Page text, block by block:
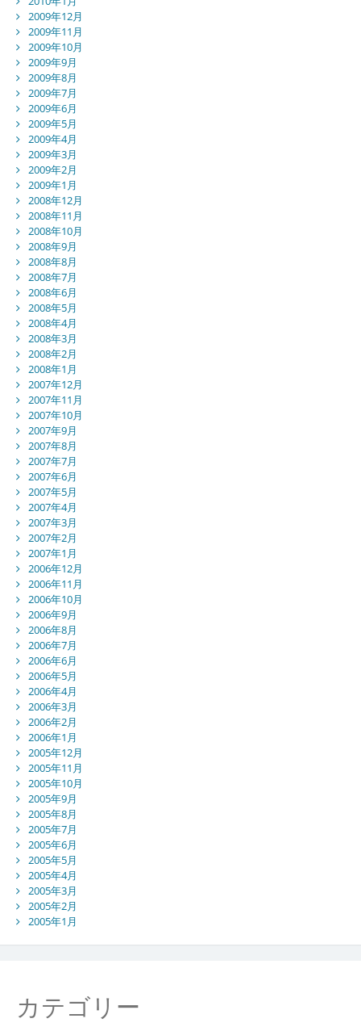
2009年12月
2009年11月
2009年10月
2009年9月
2009年8月
2009年7月
2009年6月
2009年5月
2009年4月
2009年3月
2009年2月
2009年1月
2008年12月
2008年11月
2008年10月
2008年9月
2008年8月
2008年7月
2008年6月
2008年5月
2008年4月
2008年3月
2008年2月
2008年1月
2007年12月
2007年11月
2007年10月
2007年9月
2007年8月
2007年7月
2007年6月
2007年5月
2007年4月
2007年3月
2007年2月
2007年1月
2006年12月
2006年11月
2006年10月
2006年9月
2006年8月
2006年7月
2006年6月
2006年5月
2006年4月
2006年3月
2006年2月
2006年1月
2005年12月
2005年11月
2005年10月
2005年9月
2005年8月
2005年7月
2005年6月
2005年5月
2005年4月
2005年3月
2005年2月
2005年1月
カテゴリー